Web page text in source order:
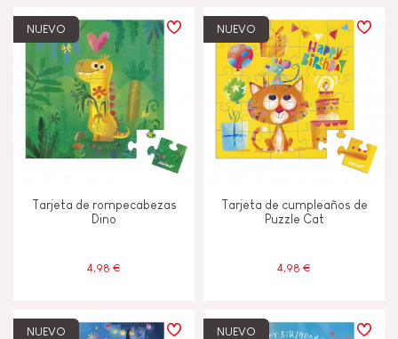
NUEVO
Tarjeta de rompecabezas
Dino
4,98 €
NUEVO
Tarjeta de cumpleaños de
Puzzle Cat
4,98 €
NUEVO NUEVO